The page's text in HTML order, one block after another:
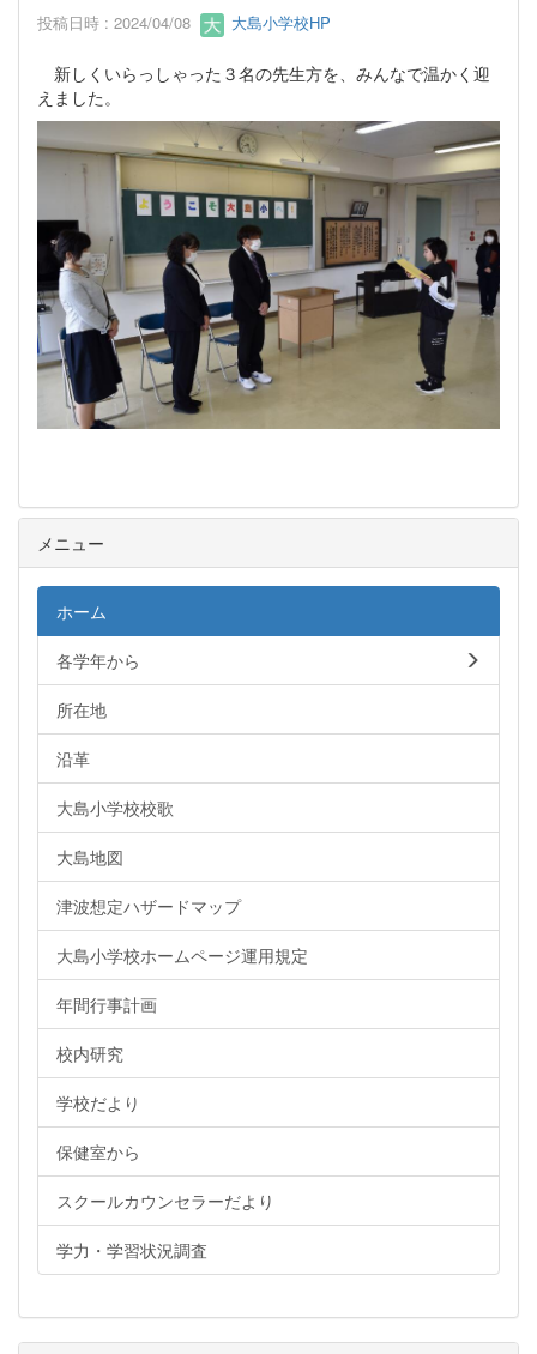
投稿日時 : 2024/04/08 大島小学校HP
新しくいらっしゃった３名の先生方を、みんなで温かく迎
えました。
メニュー
ホーム
各学年から
所在地
沿革
大島小学校校歌
大島地図
津波想定ハザードマップ
大島小学校ホームページ運用規定
年間行事計画
校内研究
学校だより
保健室から
スクールカウンセラーだより
学力・学習状況調査